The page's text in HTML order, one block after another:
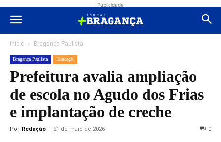
Publicidade
Início Bragança Paulista
Bragança Paulista Educação
Prefeitura avalia ampliação
de escola no Agudo dos Frias
e implantação de creche
Por Redação - 21 de maio de 2026 0